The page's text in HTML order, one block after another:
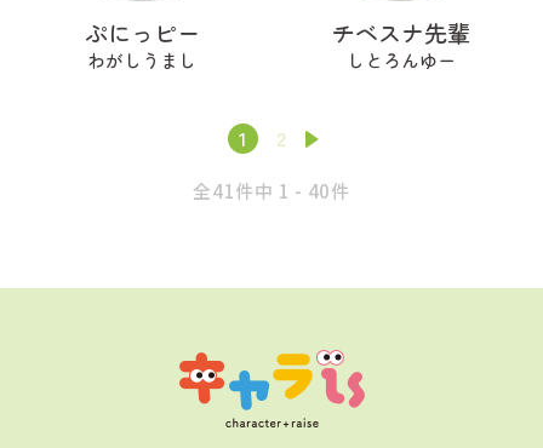
ぷにっピー
わがしうまし
チベスナ先輩
しとろんゆー
1 2
全41件中 1 - 40件